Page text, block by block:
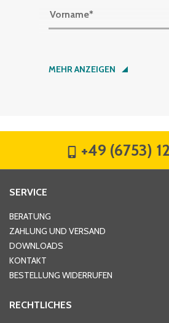
Vorname*
Nachname*
Hausnummer
Ort*
MEHR ANZEIGEN
+49 (6753)
SERVICE
BERATUNG
ZAHLUNG UND VERSAND
DOWNLOADS
KONTAKT
BESTELLUNG WIDERRUFEN
RECHTLICHES